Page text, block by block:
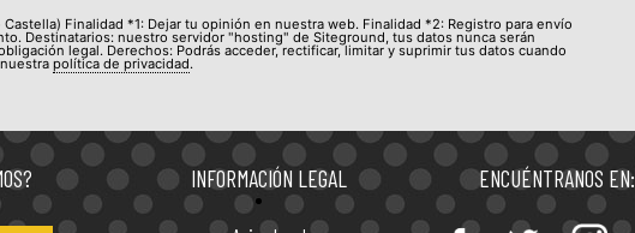
Finalidad *1: Dejar tu opinión en nuestra web. Finalidad *2: Registro para envío
Destinatarios: nuestro servidor "hosting" de Siteground, tus datos nunca serán
legal. Derechos: Podrás acceder, rectificar, limitar y suprimir tus datos cuando
política de privacidad.
INFORMACIÓN LEGAL ENCUÉNTRANOS EN:
Entérate de todas las